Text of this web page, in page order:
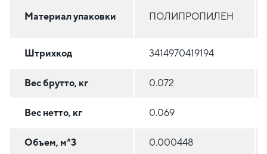
Материал упаковки ПОЛИПРОПИЛЕН
Штрихкод 3414970419194
Вес брутто, кг 0.072
Вес нетто, кг 0.069
Объем, м^3 0.000448